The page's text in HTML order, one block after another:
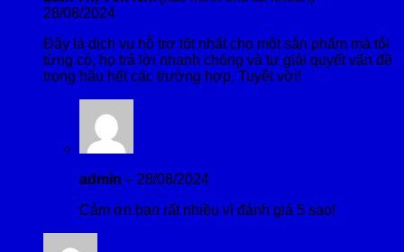
28/08/2024
Đây là dịch vụ hỗ trợ tốt nhất cho một sản phẩm mà tôi
từng có, họ trả lời nhanh chóng và tự giải quyết vấn đề
trong hầu hết các trường hợp. Tuyệt vời!
admin – 28/08/2024
Cảm ơn bạn rất nhiều vì đánh giá 5 sao!